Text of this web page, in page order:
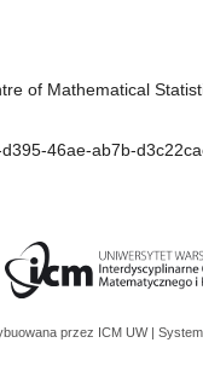
of Mathematical
46ae-ab7b-
przez ICM UW |